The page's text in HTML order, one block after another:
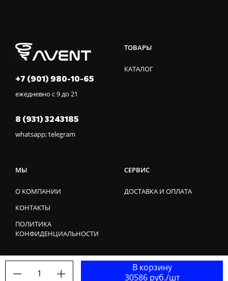
1
В корзину
30586 руб./шт
+7 (901) 980-10-65
ежедневно с 9 до 21
8 (931) 3243185
whatsapp; telegram
ТОВАРЫ
КАТАЛОГ
МЫ
О КОМПАНИИ
КОНТАКТЫ
ПОЛИТИКА
КОНФИДЕНЦИАЛЬНОСТИ
СЕРВИС
ДОСТАВКА И ОПЛАТА